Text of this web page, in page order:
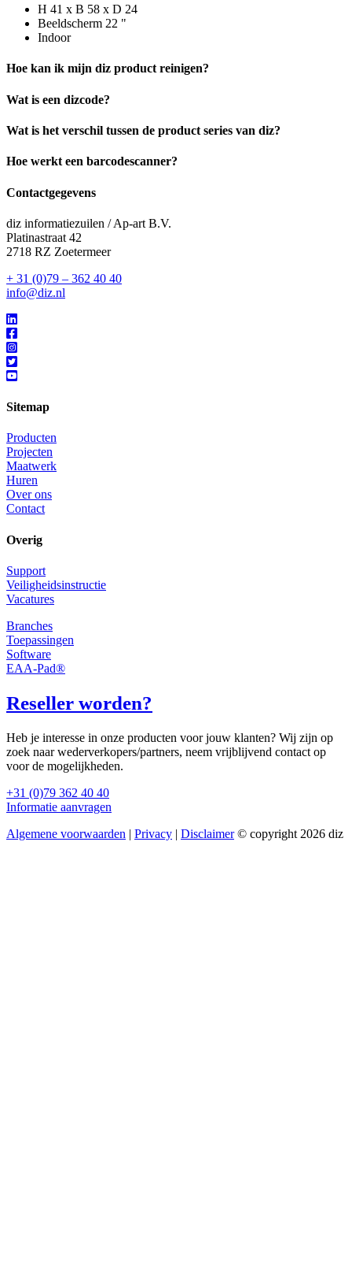
H 41 x B 58 x D 24
Beeldscherm 22 "
Indoor
Hoe kan ik mijn diz product reinigen?
Wat is een dizcode?
Wat is het verschil tussen de product series van diz?
Hoe werkt een barcodescanner?
Contactgegevens
diz informatiezuilen / Ap-art B.V.
Platinastraat 42
2718 RZ Zoetermeer
+ 31 (0)79 – 362 40 40
info@diz.nl
Sitemap
Producten
Projecten
Maatwerk
Huren
Over ons
Contact
Overig
Support
Veiligheidsinstructie
Vacatures
Branches
Toepassingen
Software
EAA-Pad®
Reseller worden?
Heb je interesse in onze producten voor jouw klanten? Wij zijn op
zoek naar wederverkopers/partners, neem vrijblijvend contact op
voor de mogelijkheden.
+31 (0)79 362 40 40
Informatie aanvragen
Algemene voorwaarden | Privacy | Disclaimer© copyright 2026 diz